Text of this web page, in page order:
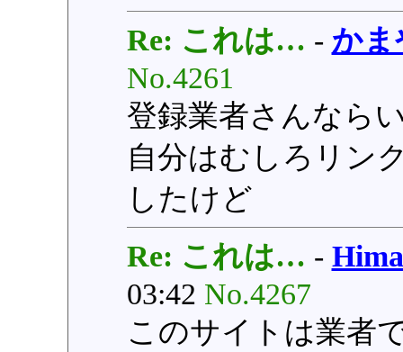
Re: これは… - かま
No.4261
登録業者さんなら
自分はむしろリン
したけど
Re: これは… -
03:42 No.4267
このサイトは業者